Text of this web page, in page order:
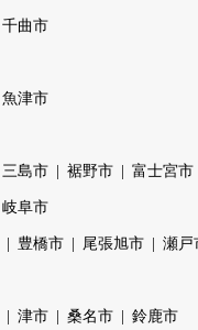
千曲市
魚津市
三島市 裾野市 富士宮市
岐阜市
豊橋市 尾張旭市 瀬戸
津市 桑名市 鈴鹿市